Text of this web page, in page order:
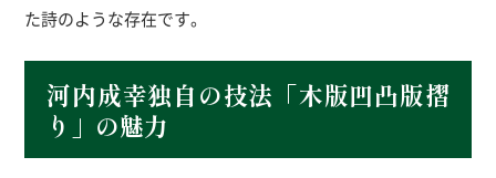
た詩のような存在です。
河内成幸独自の技法「木版凹凸版摺
り」の魅力